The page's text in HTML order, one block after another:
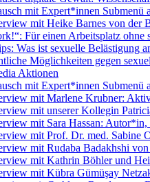
mit Expert*innen Submenü
mit Heike Barnes von der
Für einen Arbeitsplatz
Was ist sexuelle Belästigung
Möglichkeiten gegen
Aktionen
mit Expert*innen Submenü
mit Marlene Krubner:
mit unserer Kollegin
mit Sara Hassan:
mit Prof. Dr. med. Sabine
mit Rudaba Badakhshi
mit Kathrin Böhler und
mit Kübra Gümüşay